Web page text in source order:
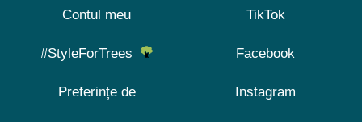
Contul meu
#StyleForTrees
Preferințe de
TikTok
Facebook
Instagram